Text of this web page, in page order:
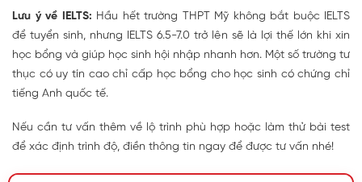
Lưu ý về IELTS: Hầu hết trường THPT Mỹ không bắt buộc IELTS
để tuyển sinh, nhưng IELTS 6.5-7.0 trở lên sẽ là lợi thế lớn khi xin
học bổng và giúp học sinh hội nhập nhanh hơn. Một số trường tư
thục có uy tín cao chỉ cấp học bổng cho học sinh có chứng chỉ
tiếng Anh quốc tế.
Nếu cần tư vấn thêm về lộ trình phù hợp hoặc làm thử bài test
để xác định trình độ, điền thông tin ngay để được tư vấn nhé!